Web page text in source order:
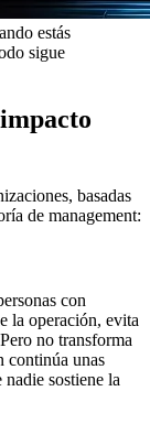
estás
sigue
basadas
de management:
con
la operación, evita
no transforma
continúa unas
nadie sostiene la